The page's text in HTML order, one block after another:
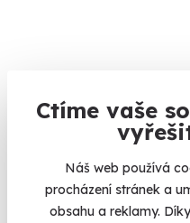
Ctíme vaše
Náš web používá
procházení stránek a
obsahu a reklamy.
Venkovní úniková
budoucnosti
Vaše mise: zachránit pivo.